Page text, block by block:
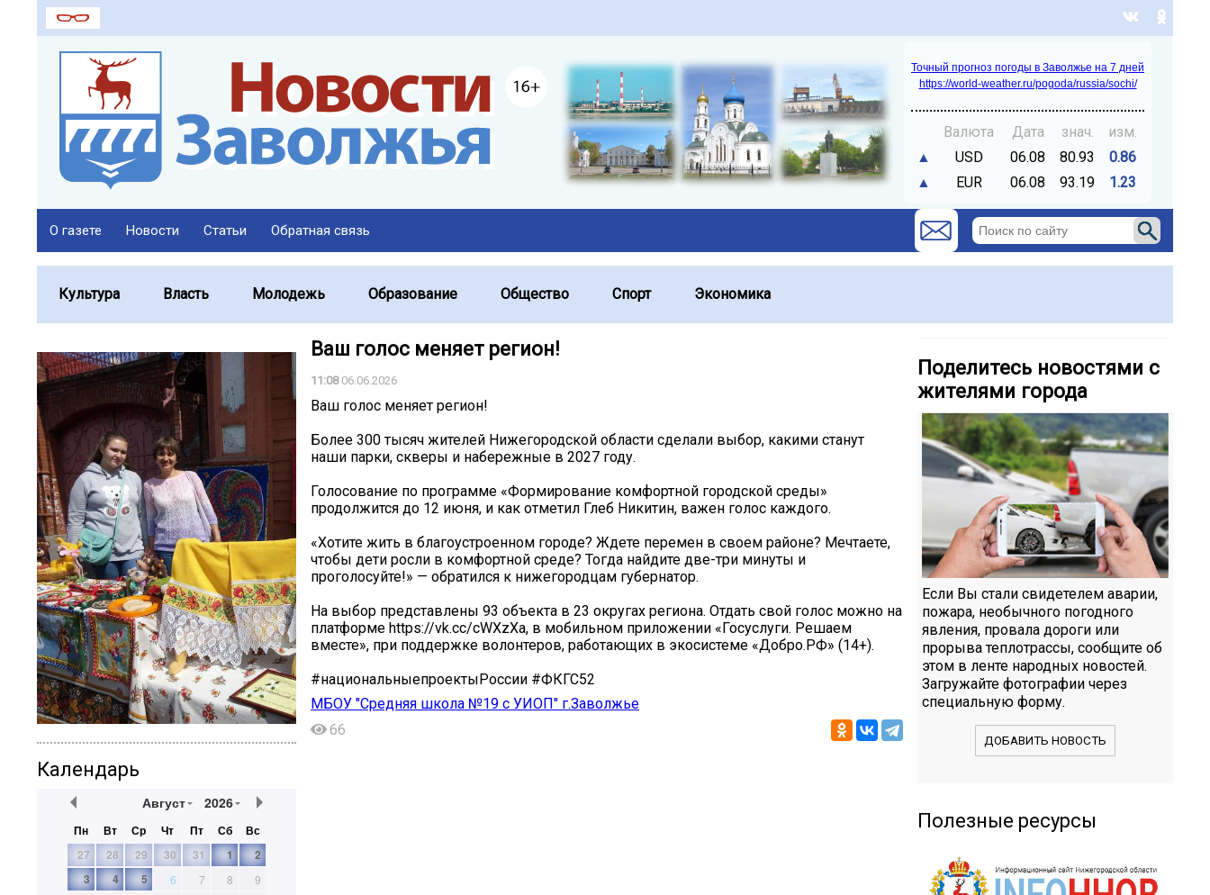
Точный прогноз погоды в Заволжье на 7 дней
https://world-weather.ru/pogoda/russia/sochi/
Валюта Дата знач.
изм.
▲
USD 06.08 80.93
0.86
▲
EUR 06.08 93.19 1.23
О газете Новости Статьи Обратная связь
Культура Власть Молодежь Образование Общество Спорт Экономика
Календарь
Август 2026
Пн Вт Ср Чт Пт Сб
Вс
27
28 29 30 31 1
2
3
4 5 6 7 8
9
Ваш голос меняет регион!
11:0806.06.2026
Ваш голос меняет регион!
Более 300 тысяч жителей Нижегородской области сделали выбор, какими станут
наши парки, скверы и набережные в 2027 году.
Голосование по программе «Формирование комфортной городской среды»
продолжится до 12 июня, и как отметил Глеб Никитин, важен голос каждого.
«Хотите жить в благоустроенном городе? Ждете перемен в своем районе? Мечтаете,
чтобы дети росли в комфортной среде? Тогда найдите две-три минуты и
проголосуйте!» — обратился к нижегородцам губернатор.
На выбор представлены 93 объекта в 23 округах региона. Отдать свой голос можно на
платформе https://vk.cc/cWXzXa, в мобильном приложении «Госуслуги. Решаем
вместе», при поддержке волонтеров, работающих в экосистеме «Добро.РФ» (14+).
#национальныепроектыРоссии #ФКГС52
МБОУ "Средняя школа №19 с УИОП" г.Заволжье
66
Поделитесь новостями с
жителями города
Если Вы стали свидетелем аварии,
пожара, необычного погодного
явления, провала дороги или
прорыва теплотрассы, сообщите об
этом в ленте народных новостей.
Загружайте фотографии через
специальную форму.
ДОБАВИТЬ НОВОСТЬ
Полезные ресурсы